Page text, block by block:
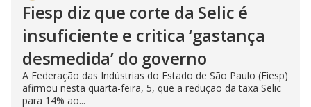
Fiesp diz que corte da Selic é
insuficiente e critica ‘gastança
desmedida’ do governo
A Federação das Indústrias do Estado de São Paulo (Fiesp)
afirmou nesta quarta-feira, 5, que a redução da taxa Selic
para 14% ao...